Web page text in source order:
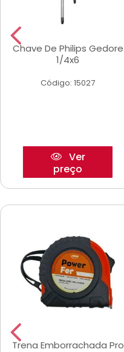
Chave De Philips Gedore
1/4x6
Código: 15027
Ver
preço
Trena Emborrachada Pro